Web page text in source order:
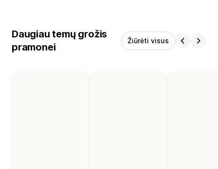
Daugiau temų grožis
pramonei
Žiūrėti visus